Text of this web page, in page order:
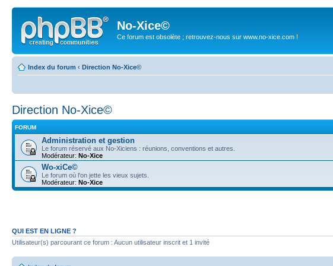
No-Xice©
Ce forum est obsolète ; retrouvez-nous sur www.no-xice.com !
Index du forum ‹ Direction No-Xice©
Direction No-Xice©
FORUM
Administration et gestion
Le forum réservé aux No-Xiciens : réunions, conventions et autres.
Modérateur: No-Xice
Wo-xiCe©
Le forum où l'on jette les vieux sujets.
Modérateur: No-Xice
QUI EST EN LIGNE ?
Utilisateur(s) parcourant ce forum : Aucun utilisateur inscrit et 1 invité